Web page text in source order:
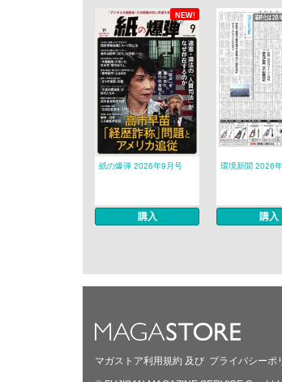
NEW!
紙の爆弾 2026年9月号
購入
環境新聞 2026
購入
マガストア利用規約 及び プライバシーポ